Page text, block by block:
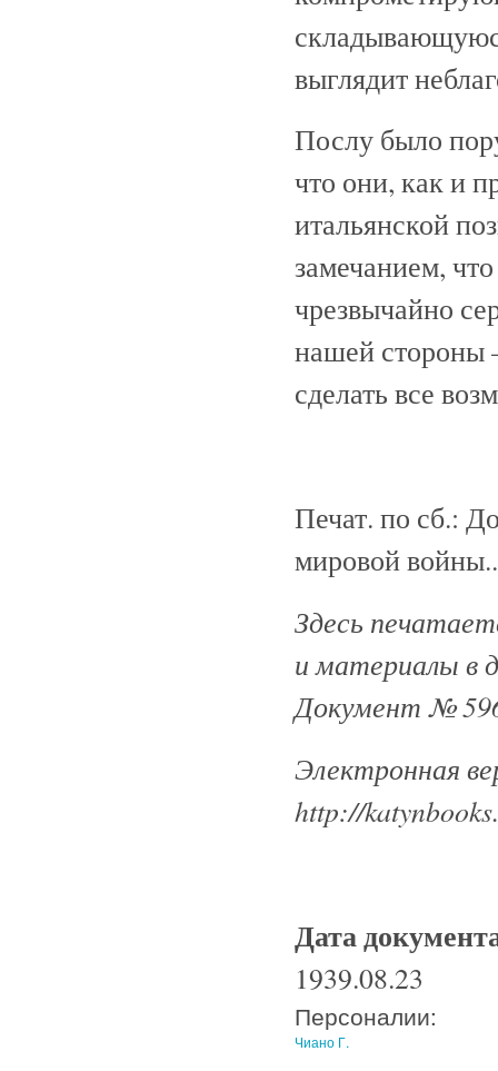
выглядит
Послу было
что они, как и
итальянской
замечанием,
чрезвычайно
нашей стороны
сделать все
Печат. по сб.:
мировой
Здесь
и материалы в
Документ №
Электронная
http://
Дата
1939.08.23
Персоналии:
Чиано Г.